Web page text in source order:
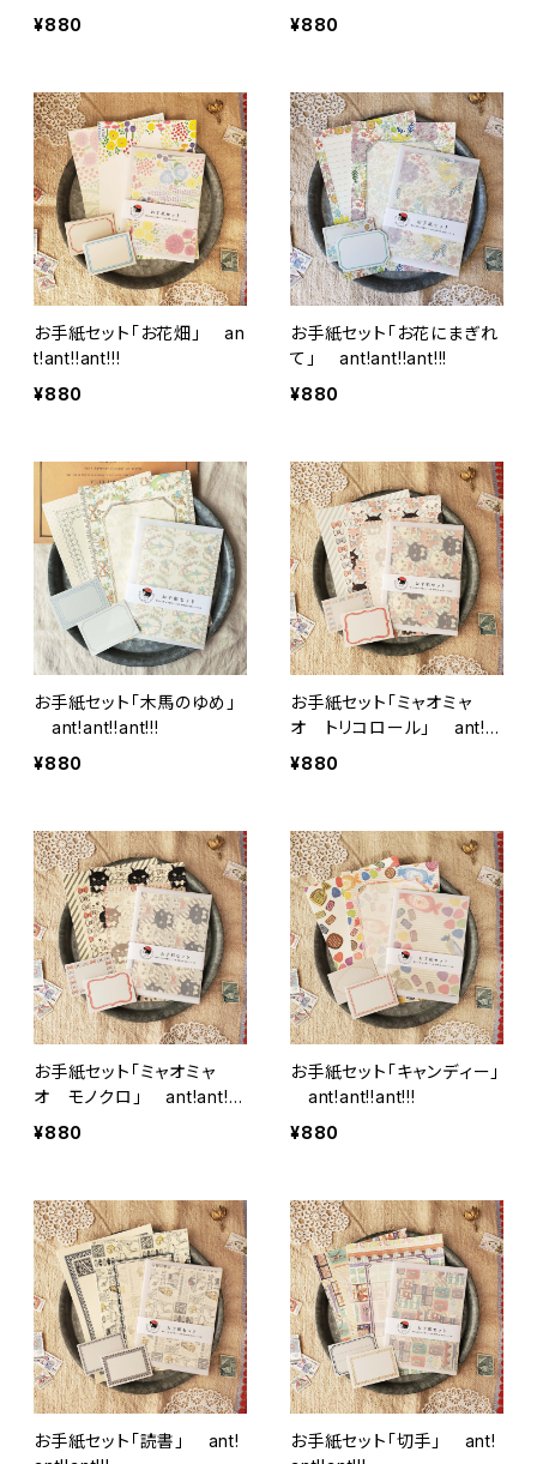
¥880
¥880
お手紙セット「お花畑」 an
t!ant!!ant!!!
¥880
お手紙セット「お花にまぎれ
て」 ant!ant!!ant!!!
¥880
お手紙セット「木馬のゆめ」
ant!ant!!ant!!!
¥880
お手紙セット「ミャオミャ
オ トリコロール」 ant!a
nt!!ant!!!
¥880
お手紙セット「ミャオミャ
オ モノクロ」 ant!ant!!a
nt!!!
¥880
お手紙セット「キャンディー」
ant!ant!!ant!!!
¥880
お手紙セット「読書」 ant!
お手紙セット「切手」 ant!